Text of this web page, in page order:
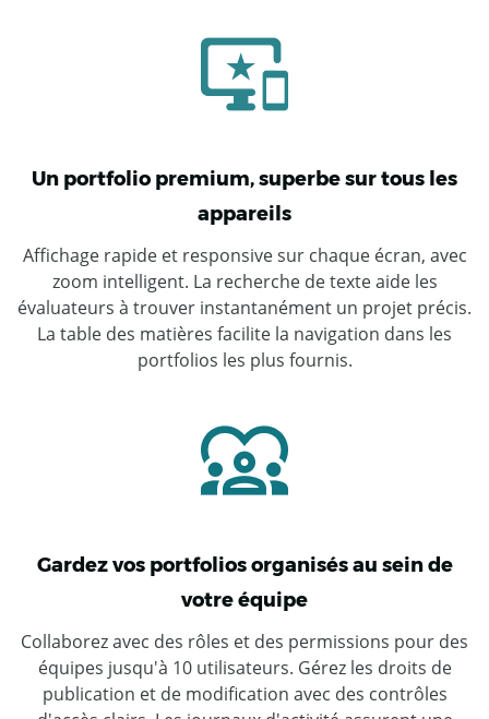
Un portfolio premium, superbe sur tous les
appareils
Affichage rapide et responsive sur chaque écran, avec
zoom intelligent. La recherche de texte aide les
évaluateurs à trouver instantanément un projet précis.
La table des matières facilite la navigation dans les
portfolios les plus fournis.
Gardez vos portfolios organisés au sein de
votre équipe
Collaborez avec des rôles et des permissions pour des
équipes jusqu'à 10 utilisateurs. Gérez les droits de
publication et de modification avec des contrôles